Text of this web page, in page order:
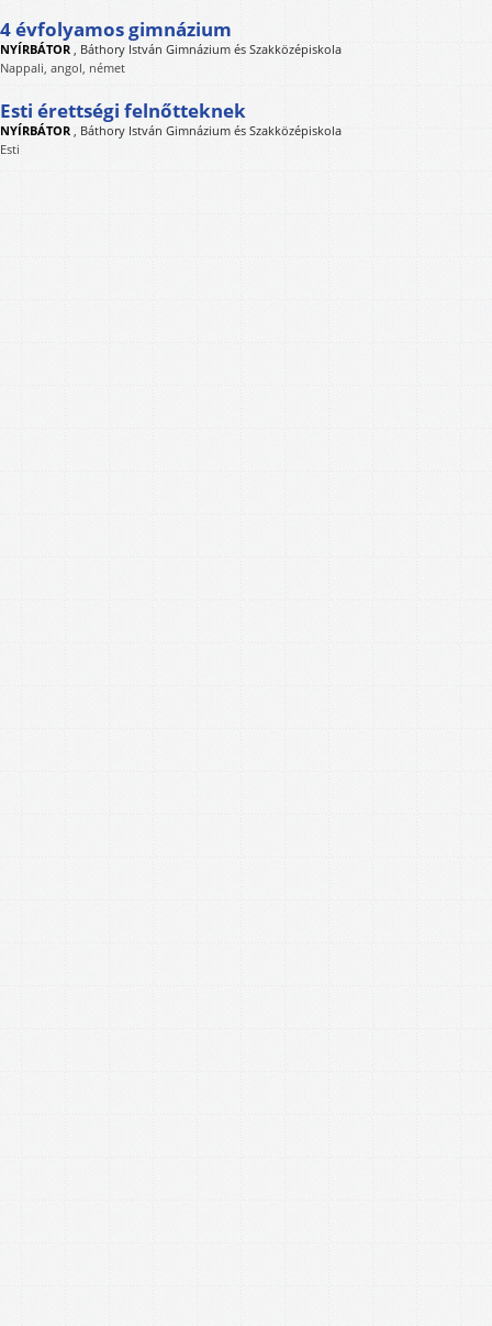
4 évfolyamos gimnázium
NYÍRBÁTOR
Báthory István Gimnázium és Szakközépiskola
Nappali, angol, német
Esti érettségi felnőtteknek
NYÍRBÁTOR
Báthory István Gimnázium és Szakközépiskola
Esti